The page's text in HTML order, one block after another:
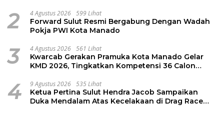
2 4 Agustus 2026 599 Lihat
Forward Sulut Resmi Bergabung Dengan Wadah
Pokja PWI Kota Manado
3 4 Agustus 2026 561 Lihat
Kwarcab Gerakan Pramuka Kota Manado Gelar
KMD 2026, Tingkatkan Kompetensi 36 Calon
4 9 Agustus 2026 535 Lihat
Ketua Pertina Sulut Hendra Jacob Sampaikan
Duka Mendalam Atas Kecelakaan di Drag Race